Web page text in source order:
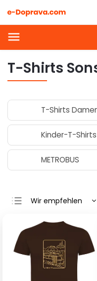
T-Shirts
T-Shirts
Kinder-T-Shirts
METROBUS
Wir empfehlen
Meistverkauft
Alphabetisch